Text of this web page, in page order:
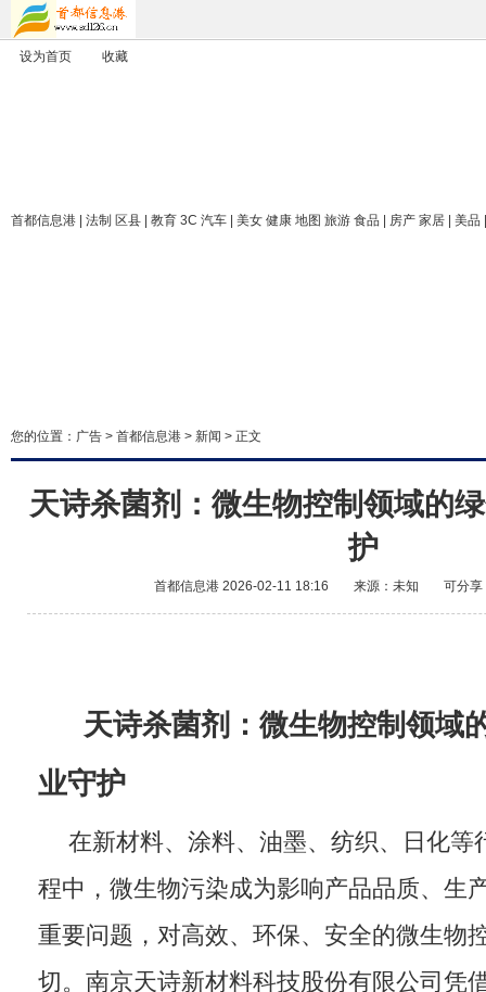
设为首页 收藏
首都信息港 | 法制 区县 | 教育 3C 汽车 | 美女 健康 地图 旅游 食品 | 房产 家居 | 美品
您的位置： 广告 > 首都信息港 > 新闻 > 正文
天诗杀菌剂：微生物控制领域的
护
首都信息港 2026-02-11 18:16 来源：未知 可分享
天诗杀菌剂：微生物控制领域
业守护
在新材料、涂料、油墨、纺织、日化等
程中，微生物污染成为影响产品品质、生
重要问题，对高效、环保、安全的微生物
切。南京天诗新材料科技股份有限公司凭